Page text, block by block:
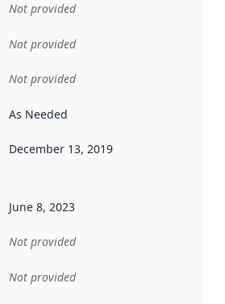
Not provided
Not provided
Not provided
As Needed
indicates when the data in this
December 13, 2019
June 8, 2023
Not provided
Not provided